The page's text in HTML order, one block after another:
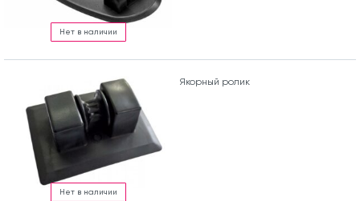
Нет в наличии
Нет в наличии
Якорный ролик